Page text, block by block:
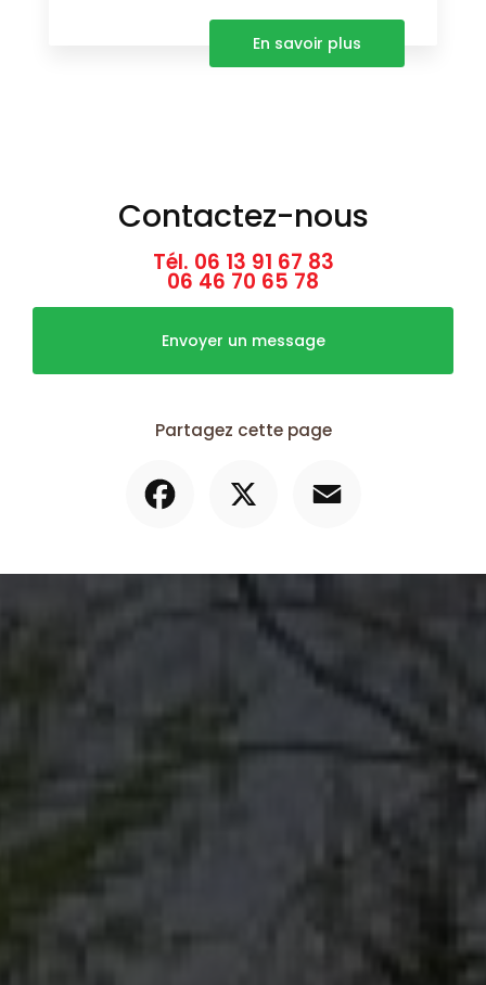
En savoir plus
Contactez-nous
Tél. 06 13 91 67 83
06 46 70 65 78
Envoyer un message
Partagez cette page